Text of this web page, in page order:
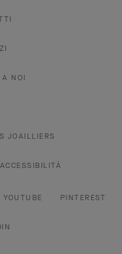
NOI
JOAILLIERS
YOUTUBE PINTEREST